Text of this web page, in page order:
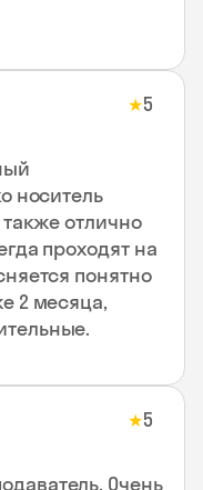
★5
носитель
также отлично
проходят на
понятно
2 месяца,
★5
Очень